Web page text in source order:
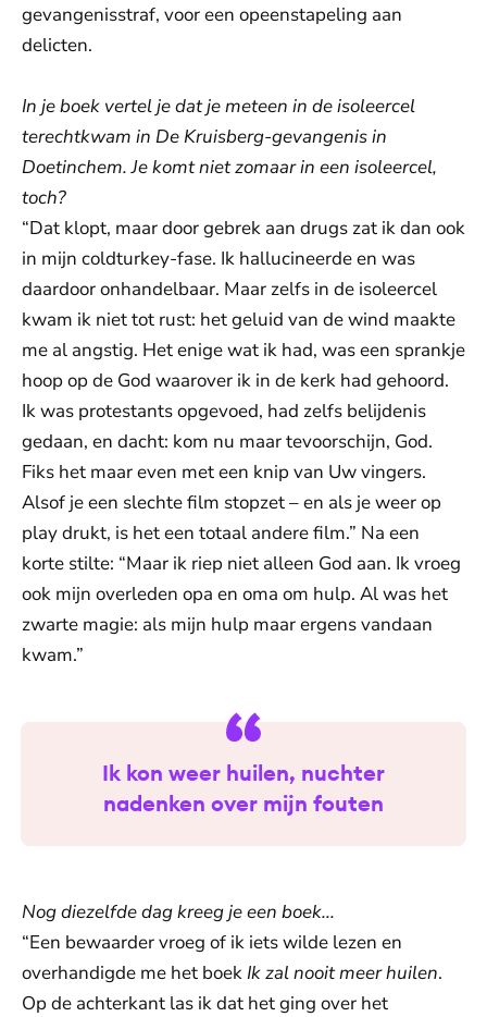
gevangenisstraf, voor een opeenstapeling aan
delicten.
In je boek vertel je dat je meteen in de isoleercel
terechtkwam in De Kruisberg-gevangenis in
Doetinchem. Je komt niet zomaar in een isoleercel,
toch?
“Dat klopt, maar door gebrek aan drugs zat ik dan ook
in mijn coldturkey-fase. Ik hallucineerde en was
daardoor onhandelbaar. Maar zelfs in de isoleercel
kwam ik niet tot rust: het geluid van de wind maakte
me al angstig. Het enige wat ik had, was een sprankje
hoop op de God waarover ik in de kerk had gehoord.
Ik was protestants opgevoed, had zelfs belijdenis
gedaan, en dacht: kom nu maar tevoorschijn, God.
Fiks het maar even met een knip van Uw vingers.
Alsof je een slechte film stopzet – en als je weer op
play drukt, is het een totaal andere film.” Na een
korte stilte: “Maar ik riep niet alleen God aan. Ik vroeg
ook mijn overleden opa en oma om hulp. Al was het
zwarte magie: als mijn hulp maar ergens vandaan
kwam.”
Ik kon weer huilen, nuchter
nadenken over mijn fouten
Nog diezelfde dag kreeg je een boek...
“Een bewaarder vroeg of ik iets wilde lezen en
overhandigde me het boek Ik zal nooit meer huilen.
Op de achterkant las ik dat het ging over het